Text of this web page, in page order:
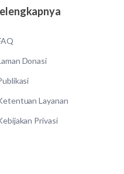
Donasi
Layanan
Privasi